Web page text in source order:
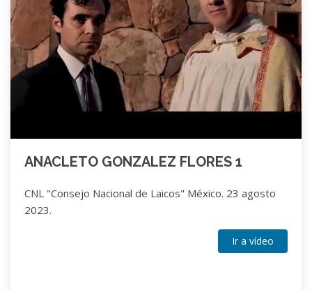
ANACLETO GONZALEZ FLORES 1
CNL "Consejo Nacional de Laicos" México. 23 agosto
2023.
Ir a vídeo